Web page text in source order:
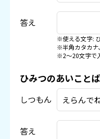
答え
※使える文字:
※半角カタカナ
※2〜20文字で
ひみつのあいこと
しつもん
答え